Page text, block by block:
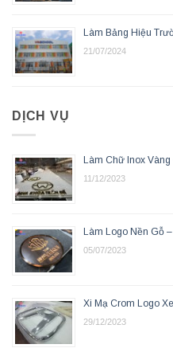
Làm Bảng Hiệu
21/07/2024
DỊCH VỤ
Làm Chữ Inox
11/12/2023
Làm Logo Nền Gỗ
05/07/2023
Xi Mạ Crom Logo
29/12/2023